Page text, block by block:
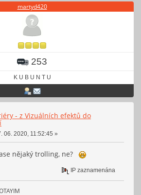
martyd420
253
K U B U N T U
- z Vizuálních efektů do
06. 2020, 11:52:45 »
nějaký trolling, ne?
IP zaznamenána